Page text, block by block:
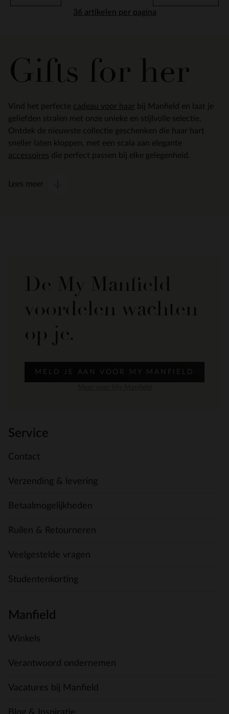
per pagina
Gifts for her
Vind het perfecte cadeau voor haar bij Manfield en laat je
geliefden stralen met onze unieke en stijlvolle selectie.
Ontdek de nieuwste collectie geschenken die haar hart
sneller laten kloppen, met een scala aan elegante
accessoires die perfect passen bij elke gelegenheid.
Lees meer
De My Manfield
voordelen wachten
op je.
MELD JE AAN VOOR MY MANFIELD
Service
Contact
Verzending & levering
Betaalmogelijkheden
Ruilen & Retourneren
Veelgestelde vragen
Studentenkorting
Manfield
Winkels
Verantwoord ondernemen
Vacatures bij Manfield